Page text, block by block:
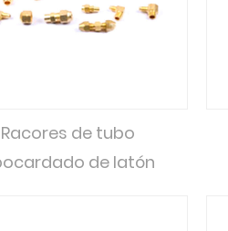
Racores de tubo
de latón